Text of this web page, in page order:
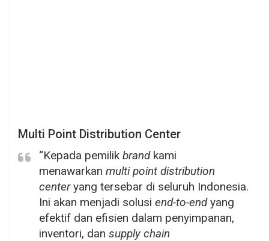
Multi Point Distribution Center
“Kepada pemilik brandkami
menawarkan multi point distribution
centeryang tersebar di seluruh Indonesia.
Ini akan menjadi solusi end-to-endyang
efektif dan efisien dalam penyimpanan,
inventori, dan supply chain